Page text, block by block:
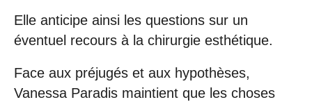
Elle anticipe ainsi les questions sur un
éventuel recours à la chirurgie esthétique.
Face aux préjugés et aux hypothèses,
Vanessa Paradis maintient que les choses